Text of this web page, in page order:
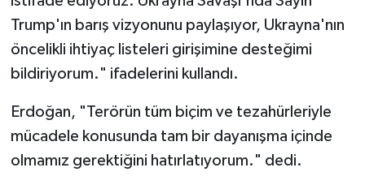
Trump'ın barış vizyonunu paylaşıyor, Ukrayna'nın
öncelikli ihtiyaç listeleri girişimine desteğimi
bildiriyorum." ifadelerini kullandı.
Erdoğan, "Terörün tüm biçim ve tezahürleriyle
mücadele konusunda tam bir dayanışma içinde
olmamız gerektiğini hatırlatıyorum." dedi.